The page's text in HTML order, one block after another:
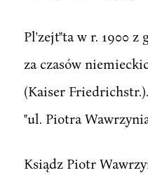
Pl'zejt"ta w r. 1900 z
za czasów
(Kaiser
"ul. Piotra
Ksiądz Piotr